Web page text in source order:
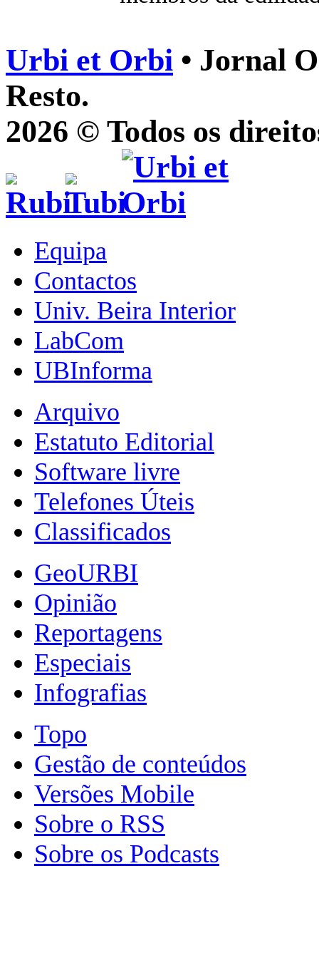
Urbi et Orbi • Jornal
Resto.
2026 © Todos os
Equipa
Contactos
Univ. Beira Interior
LabCom
UBInforma
Arquivo
Estatuto Editorial
Software livre
Telefones Úteis
Classificados
GeoURBI
Opinião
Reportagens
Especiais
Infografias
Topo
Gestão de conteúdos
Versões Mobile
Sobre o RSS
Sobre os Podcasts